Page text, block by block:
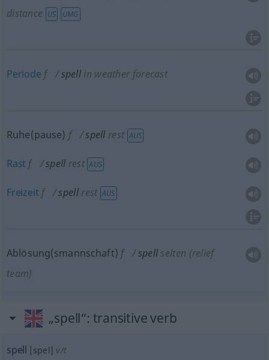
distance US UMG
Periode f spell in weather forecast
Ruhe(pause) f spell rest AUS
Rast f spell rest AUS
Freizeit f spell rest AUS
Ablösung(smannschaft) f spell selten (relief
team)
„spell“: transitive verb
spell [spel] v/t